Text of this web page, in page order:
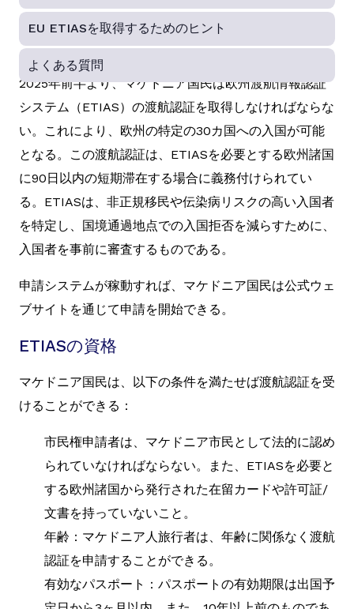
EU ETIASを取得するためのヒント
よくある質問
2025年前半より、マケドニア国民は欧州渡航情報認証
システム（ETIAS）の渡航認証を取得しなければならな
い。これにより、欧州の特定の30カ国への入国が可能
となる。この渡航認証は、ETIASを必要とする欧州諸国
に90日以内の短期滞在する場合に義務付けられてい
る。ETIASは、非正規移民や伝染病リスクの高い入国者
を特定し、国境通過地点での入国拒否を減らすために、
入国者を事前に審査するものである。
申請システムが稼動すれば、マケドニア国民は公式ウェ
ブサイトを通じて申請を開始できる。
ETIASの資格
マケドニア国民は、以下の条件を満たせば渡航認証を受
けることができる：
市民権申請者は、マケドニア市民として法的に認め
られていなければならない。また、ETIASを必要と
する欧州諸国から発行された在留カードや許可証/
文書を持っていないこと。
年齢：マケドニア人旅行者は、年齢に関係なく渡航
認証を申請することができる。
有効なパスポート：パスポートの有効期限は出国予